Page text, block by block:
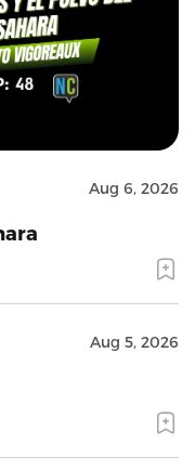
Aug 6, 2026
Aug 5, 2026